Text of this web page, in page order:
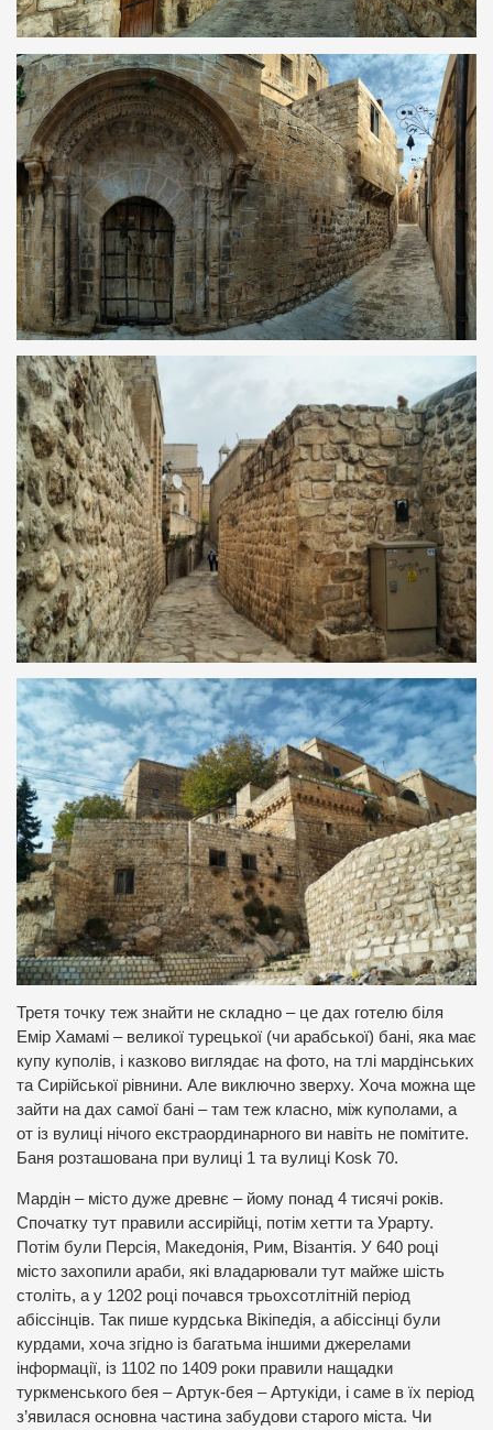
Третя точку теж знайти не складно – це дах готелю біля
Емір Хамамі – великої турецької (чи арабської) бані, яка має
купу куполів, і казково виглядає на фото, на тлі мардінських
та Сирійської рівнини. Але виключно зверху. Хоча можна ще
зайти на дах самої бані – там теж класно, між куполами, а
от із вулиці нічого екстраординарного ви навіть не помітите.
Баня розташована при вулиці 1 та вулиці Kosk 70.
Мардін – місто дуже древнє – йому понад 4 тисячі років.
Спочатку тут правили ассирійці, потім хетти та Урарту.
Потім були Персія, Македонія, Рим, Візантія. У 640 році
місто захопили араби, які владарювали тут майже шість
століть, а у 1202 році почався трьохсотлітній період
абіссінців. Так пише курдська Вікіпедія, а абіссінці були
курдами, хоча згідно із багатьма іншими джерелами
інформації, із 1102 по 1409 роки правили нащадки
туркменського бея – Артук-бея – Артукіди, і саме в їх період
з’явилася основна частина забудови старого міста. Чи